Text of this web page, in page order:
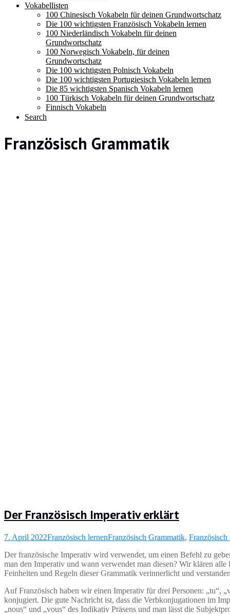
Vokabellisten
100 Chinesisch Vokabeln für deinen Grundwortschatz
Die 100 wichtigsten Französisch Vokabeln lernen
100 Niederländisch Vokabeln für deinen
Grundwortschatz
100 Norwegisch Vokabeln, für deinen
Grundwortschatz
Die 100 wichtigsten Polnisch Vokabeln
Die 100 wichtigsten Portugiesisch Vokabeln lernen
Die 85 wichtigsten Spanisch Vokabeln lernen
100 Türkisch Vokabeln für deinen Grundwortschatz
Finnisch Vokabeln
Search
Französisch Grammatik
Der Französisch Imperativ erklärt
7. April 2022Französisch lernenFranzösisch Grammatik, Französisch
Der französische Imperativ wird verwendet, um einen Befehl zu
man den Imperativ und wann verwendet man diesen? Wir klären
Feinheiten und Regeln dieser Grammatik verinnerlicht und
Auf Französisch haben wir einen Imperativ für drei Personen: „tu“,
konjugiert. Die gute Nachricht ist, dass die Verbkonjugationen im
„nous“ und „vous“ des Indikativ Präsens und man lässt die